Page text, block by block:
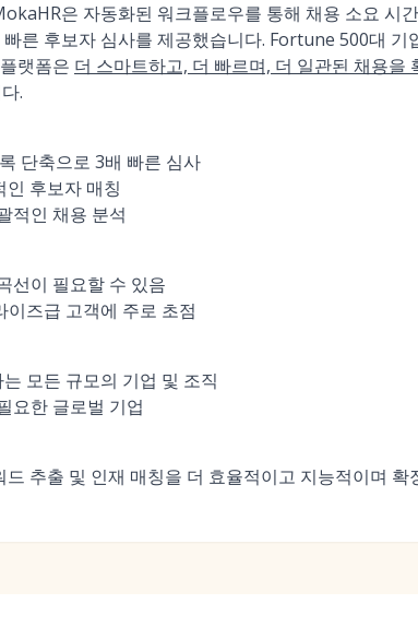
은 자동화된 워크플로우를 통해 채용 소요 시
른 후보자 심사를 제공했습니다. Fortune 500대 기
랫폼은 더 스마트하고, 더 빠르며, 더 일관된 채용을
.
단축으로 3배 빠른 심사
후보자 매칭
적인 채용 분석
선이 필요할 수 있음
즈급 고객에 주로 초점
모든 규모의 기업 및 조직
요한 글로벌 기업
추출 및 인재 매칭을 더 효율적이고 지능적이며 확